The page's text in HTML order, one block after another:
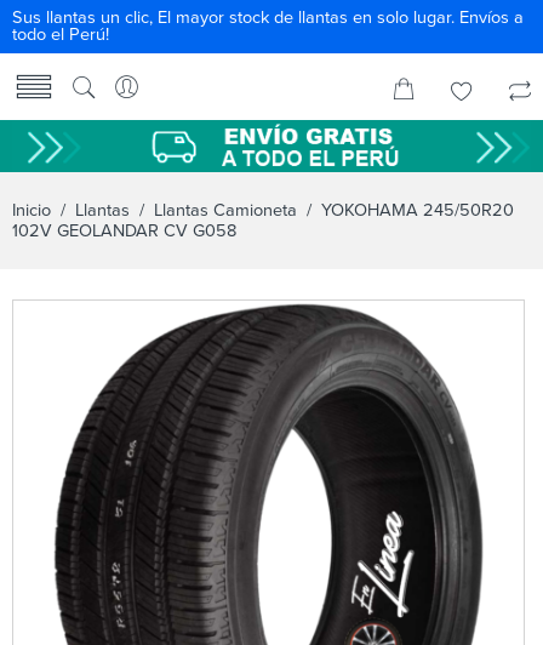
Sus llantas un clic, El mayor stock de llantas en solo lugar. Envíos a
todo el Perú!
Inicio / Llantas / Llantas Camioneta / YOKOHAMA 245/50R20
102V GEOLANDAR CV G058